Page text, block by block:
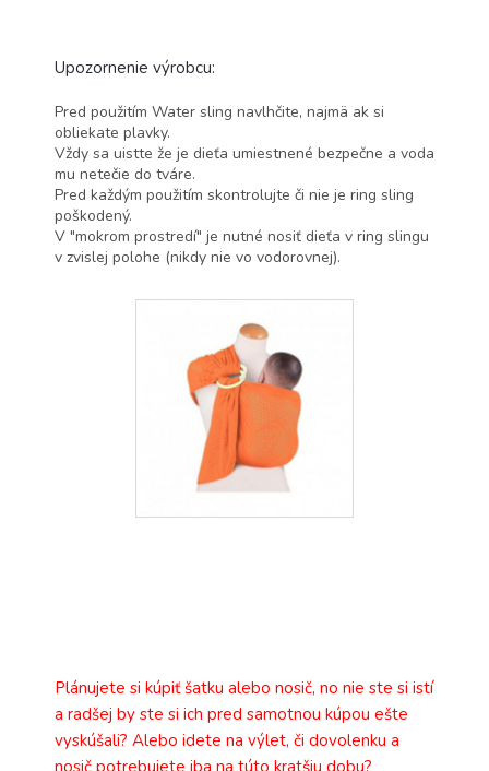
Upozornenie výrobcu:
Pred použitím Water sling navlhčite, najmä ak si
obliekate plavky.
Vždy sa uistte že je dieťa umiestnené bezpečne a voda
mu netečie do tváre.
Pred každým použitím skontrolujte či nie je ring sling
poškodený.
V "mokrom prostredí" je nutné nosiť dieťa v ring slingu
v zvislej polohe (nikdy nie vo vodorovnej).
Plánujete si kúpiť šatku alebo nosič, no nie ste si istí
a radšej by ste si ich pred samotnou kúpou ešte
vyskúšali? Alebo idete na výlet, či dovolenku a
nosič potrebujete iba na túto kratšiu dobu?